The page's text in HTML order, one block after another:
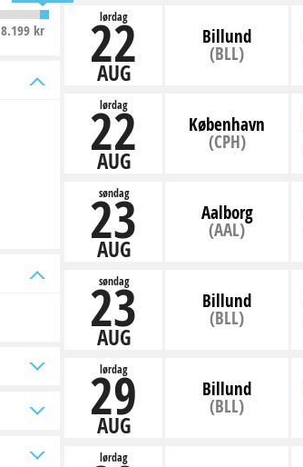
8.199 kr
lørdag
22
AUG
Billund
(BLL)
lørdag
22
AUG
København
(CPH)
søndag
23
AUG
Aalborg
(AAL)
søndag
23
AUG
Billund
(BLL)
lørdag
29
AUG
Billund
(BLL)
lørdag